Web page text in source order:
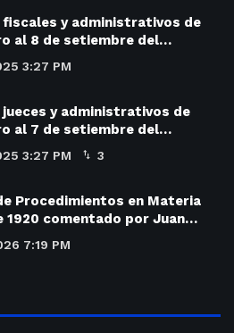
fiscales y administrativos de
al 8 de setiembre del…
3:27 PM
y administrativos de
al 7 de setiembre del…
3:27 PM 3
Procedimientos en Materia
1920 comentado por Juan…
7:19 PM